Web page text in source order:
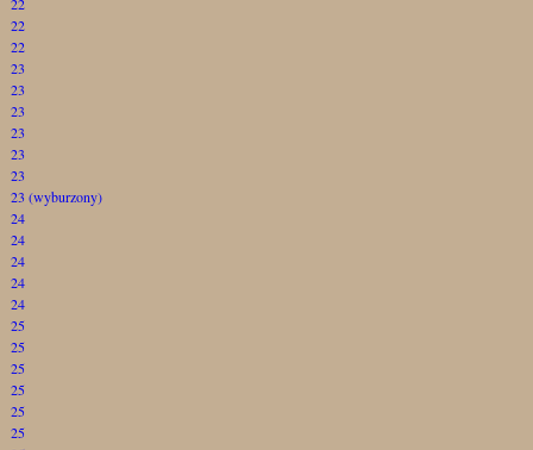
22
22
23
23
23
23
23
23
23 (wyburzony)
24
24
24
24
24
25
25
25
25
25
25